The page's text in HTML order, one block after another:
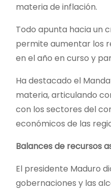
materia de inflación.
Todo apunta hacia un
permite aumentar los
en el año en curso y
Ha destacado el
materia, articulando
con los sectores del
económicos de las
Balances de recursos
El presidente Maduro
gobernaciones y las